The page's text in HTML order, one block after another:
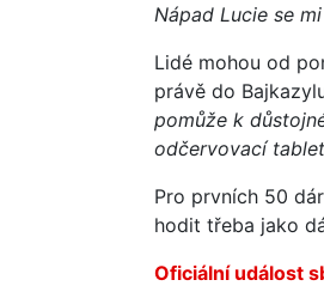
Nápad Lucie se
Lidé mohou od
právě do
pomůže k
odčervovací
Pro prvních 50
hodit třeba jako
Oficiální událost